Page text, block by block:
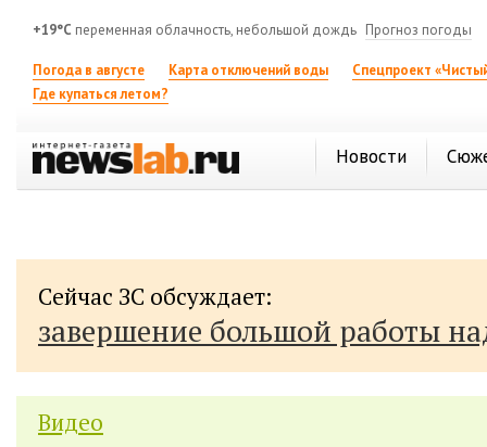
+19°C переменная облачность, небольшой дождь Прогноз погоды
Погода в августе Карта отключений воды
Спецпроект
Где купаться летом?
Новости
Сейчас ЗС обсуждает:
завершение большой работы
Видео